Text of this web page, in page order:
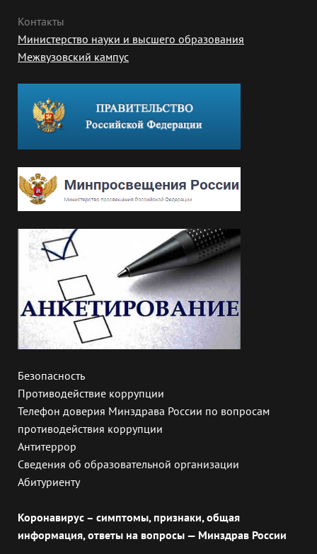
Контакты
Министерство науки и высшего образования
Межвузовский кампус
Безопасность
Противодействие коррупции
Телефон доверия Минздрава России по вопросам
противодействия коррупции
Антитеррор
Сведения об образовательной организации
Абитуриенту
Коронавирус – симптомы, признаки, общая
информация, ответы на вопросы — Минздрав России